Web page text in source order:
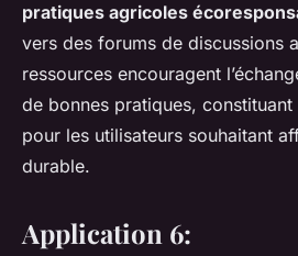
pratiques agricoles
vers des forums de discussions
ressources encouragent
de bonnes pratiques,
pour les utilisateurs souhaitant
durable.
Application 6: